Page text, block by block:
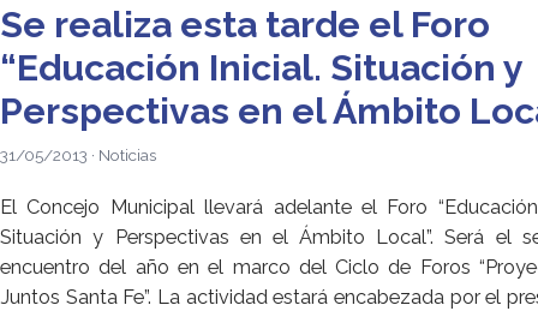
Se realiza esta tarde el Foro
“Educación Inicial. Situación y
Perspectivas en el Ámbito
31/05/2013 · Noticias
El Concejo Municipal llevará adelante el Foro
Situación y Perspectivas en el Ámbito Local”. Será el
encuentro del año en el marco del Ciclo de Foros
Juntos Santa Fe”. La actividad estará encabezada por el